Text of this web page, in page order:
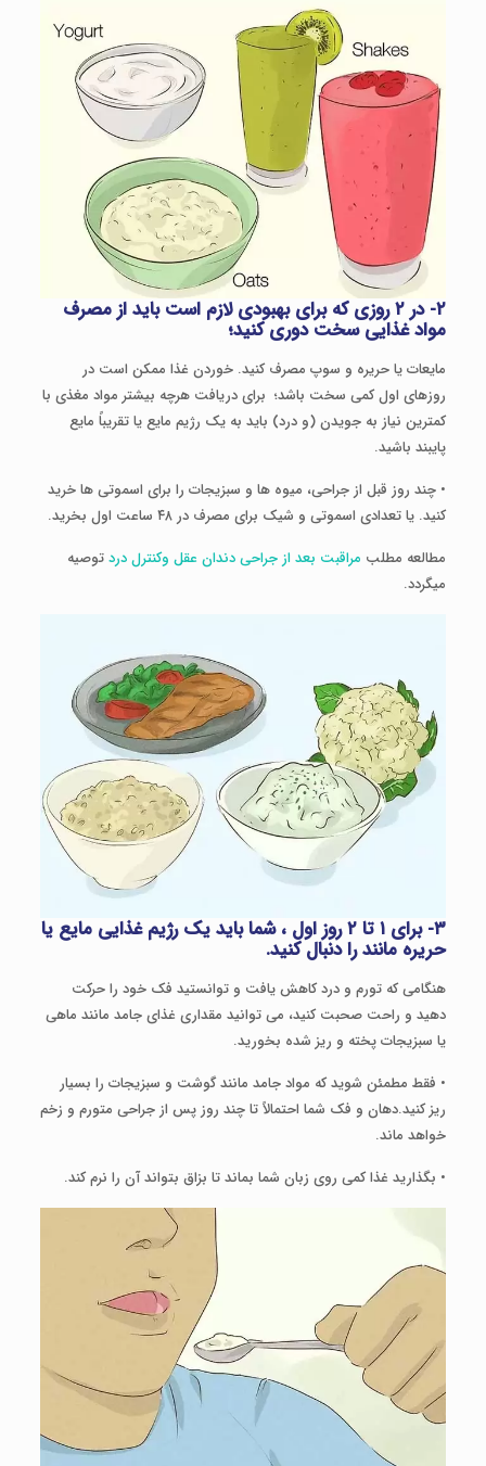
۲- در ۲ روزی که برای بهبودی لازم است باید از مصرف
مواد غذایی سخت دوری کنید؛
مایعات یا حریره و سوپ مصرف کنید. خوردن غذا ممکن است در
روزهای اول کمی سخت باشد؛ برای دریافت هرچه بیشتر مواد مغذی با
کمترین نیاز به جویدن (و درد) باید به یک رژیم مایع یا تقریباً مایع
پایبند باشید.
• چند روز قبل از جراحی، میوه ها و سبزیجات را برای اسموتی ها خرید
کنید. یا تعدادی اسموتی و شیک برای مصرف در ۴۸ ساعت اول بخرید.
مطالعه مطلب مراقبت بعد از جراحی دندان عقل وکنترل دردتوصیه
میگردد.
۳- برای ۱ تا ۲ روز اول ، شما باید یک رژیم غذایی مایع یا
حریره مانند را دنبال کنید.
هنگامی که تورم و درد کاهش یافت و توانستید فک خود را حرکت
دهید و راحت صحبت کنید، می توانید مقداری غذای جامد مانند ماهی
یا سبزیجات پخته و ریز شده بخورید.
• فقط مطمئن شوید که مواد جامد مانند گوشت و سبزیجات را بسیار
ریز کنید.دهان و فک شما احتمالاً تا چند روز پس از جراحی متورم و زخم
خواهد ماند.
• بگذارید غذا کمی روی زبان شما بماند تا بزاق بتواند آن را نرم کند.